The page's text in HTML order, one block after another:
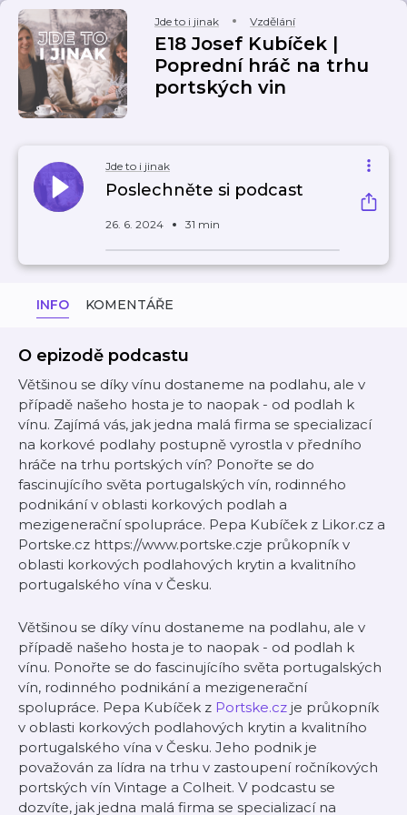
Jde to i jinak Vzdělání
E18 Josef Kubíček |
Poprední hráč na trhu
portských vin
Jde to i jinak
Poslechněte si podcast
26. 6. 2024 31 min
INFO KOMENTÁŘE
O epizodě podcastu
Většinou se díky vínu dostaneme na podlahu, ale v
případě našeho hosta je to naopak - od podlah k
vínu. Zajímá vás, jak jedna malá firma se specializací
na korkové podlahy postupně vyrostla v předního
hráče na trhu portských vín? Ponořte se do
fascinujícího světa portugalských vín, rodinného
podnikání v oblasti korkových podlah a
mezigenerační spolupráce. Pepa Kubíček z Likor.cz a
Portske.cz https://www.portske.czje průkopník v
oblasti korkových podlahových krytin a kvalitního
portugalského vína v Česku.
Většinou se díky vínu dostaneme na podlahu, ale v
případě našeho hosta je to naopak - od podlah k
vínu. Ponořte se do fascinujícího světa portugalských
vín, rodinného podnikání a mezigenerační
spolupráce. Pepa Kubíček z Portske.cz je průkopník
v oblasti korkových podlahových krytin a kvalitního
portugalského vína v Česku. Jeho podnik je
považován za lídra na trhu v zastoupení ročníkových
portských vín Vintage a Colheit. V podcastu se
dozvíte, jak jedna malá firma se specializací na